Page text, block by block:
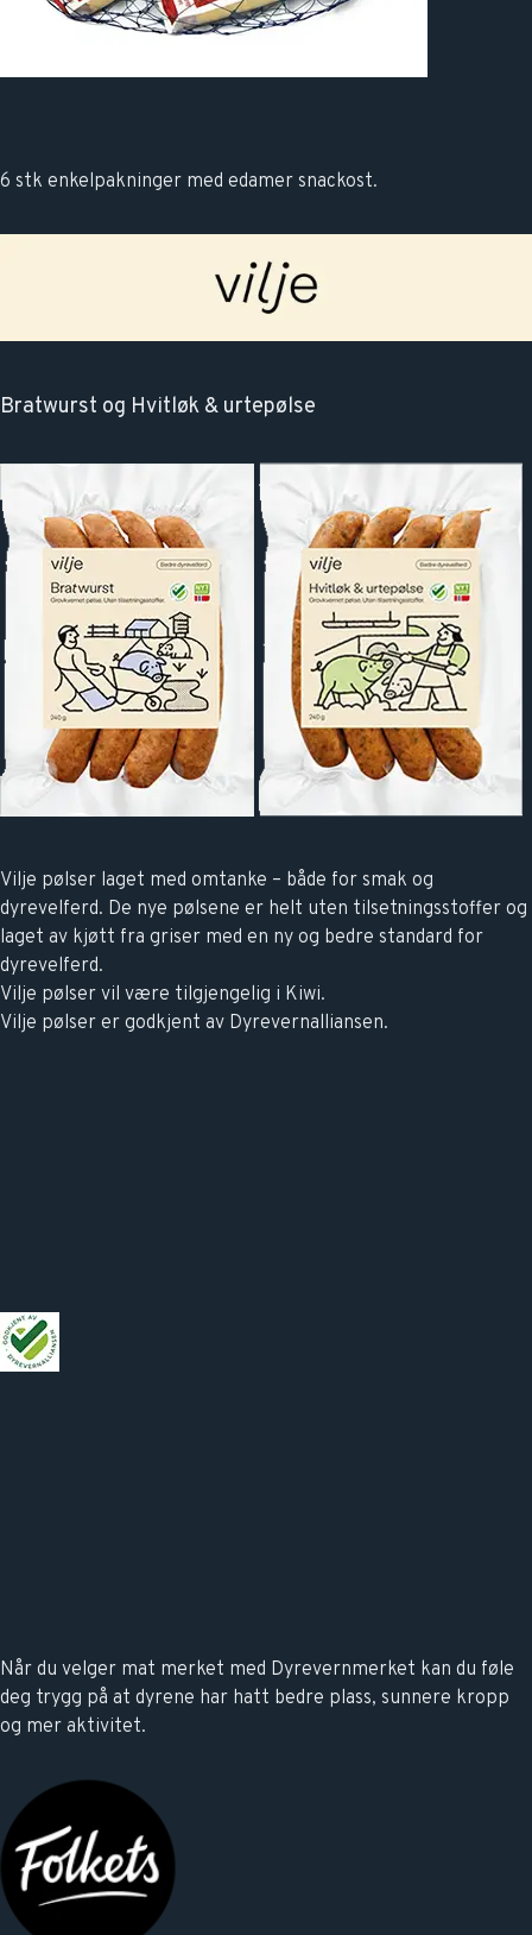
6 stk enkelpakninger med edamer snackost.
Bratwurst og Hvitløk & urtepølse
Vilje pølser laget med omtanke – både for smak og
dyrevelferd. De nye pølsene er helt uten tilsetningsstoffer og
laget av kjøtt fra griser med en ny og bedre standard for
dyrevelferd.
Vilje pølser vil være tilgjengelig i Kiwi.
Vilje pølser er godkjent av Dyrevernalliansen.
Når du velger mat merket med Dyrevernmerket kan du føle
deg trygg på at dyrene har hatt bedre plass, sunnere kropp
og mer aktivitet.